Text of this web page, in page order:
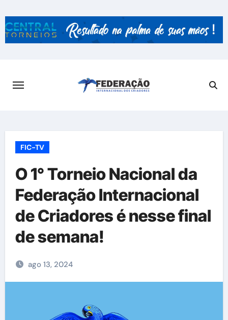
to
content
FIC-TV
O 1° Torneio Nacional da
Federação Internacional
de Criadores é nesse final
de semana!
ago 13, 2024